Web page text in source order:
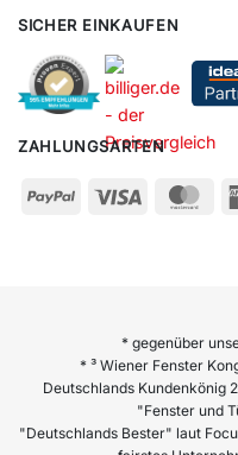
SICHER EINKAUFEN
ZAHLUNGSARTEN
* gegenüber
* ³ Wiener Fenster
Deutschlands Kundenkönig
"Fenster und
"Deutschlands Bester" laut